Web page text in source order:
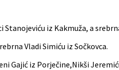
iz Kakmuža, a
Vladi Simiću iz Sočkovca.
Gajić iz Porječine,Nikši